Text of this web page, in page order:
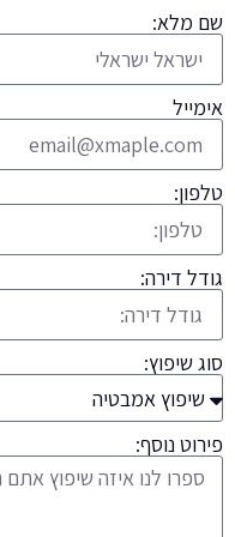
שם מלא:
אימייל
טלפון:
גודל דירה:
סוג שיפוץ:
פירוט נוסף: